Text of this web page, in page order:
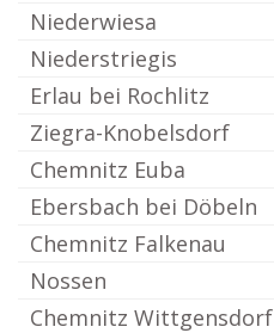
Niederwiesa
Niederstriegis
Erlau bei Rochlitz
Ziegra-Knobelsdorf
Chemnitz Euba
Ebersbach bei Döbeln
Chemnitz Falkenau
Nossen
Chemnitz Wittgensdorf